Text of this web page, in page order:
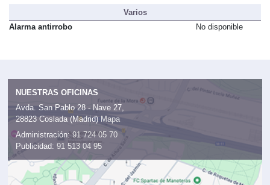
Varios
Alarma antirrobo
No disponible
NUESTRAS OFICINAS
Avda. San Pablo 28 - Nave 27,
28823 Coslada (Madrid) Mapa
Administración: 91 724 05 70
Publicidad: 91 513 04 95